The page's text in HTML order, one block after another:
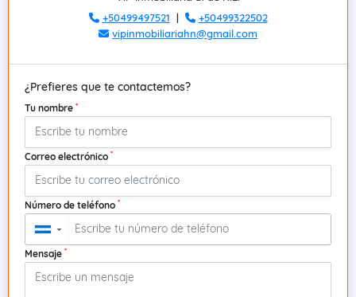
+50499497521 |
+50499322502
vipinmobiliariahn@gmail.com
¿Prefieres que te contactemos?
Tu nombre *
Correo electrónico *
Número de teléfono *
▼
Mensaje *